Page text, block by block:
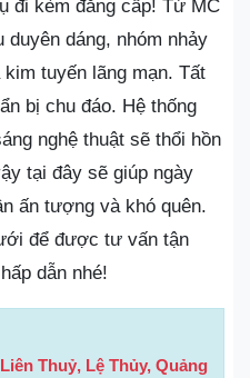
đi kèm đẳng cấp! Từ MC
duyên dáng, nhóm nhảy
kim tuyến lãng mạn. Tất
bị chu đáo. Hệ thống
nghệ thuật sẽ thổi hồn
tại đây sẽ giúp ngày
ấn tượng và khó quên.
để được tư vấn tận
dẫn nhé!
Thuỷ, Lệ Thủy, Quảng